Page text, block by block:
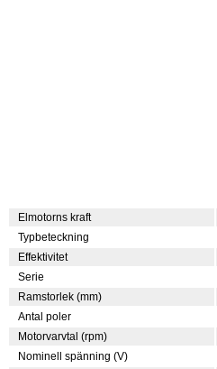
Elmotorns kraft
Typbeteckning
Effektivitet
Serie
Ramstorlek (mm)
Antal poler
Motorvarvtal (rpm)
Nominell spänning (V)